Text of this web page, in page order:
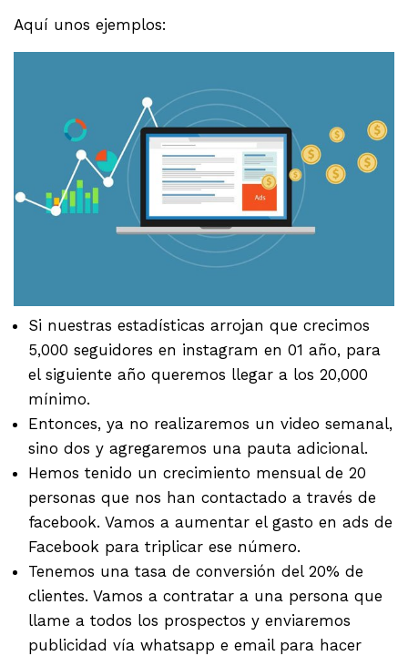
Aquí unos ejemplos:
Si nuestras estadísticas arrojan que crecimos
5,000 seguidores en instagram en 01 año, para
el siguiente año queremos llegar a los 20,000
mínimo.
Entonces, ya no realizaremos un video semanal,
sino dos y agregaremos una pauta adicional.
Hemos tenido un crecimiento mensual de 20
personas que nos han contactado a través de
facebook. Vamos a aumentar el gasto en ads de
Facebook para triplicar ese número.
Tenemos una tasa de conversión del 20% de
clientes. Vamos a contratar a una persona que
llame a todos los prospectos y enviaremos
publicidad vía whatsapp e email para hacer